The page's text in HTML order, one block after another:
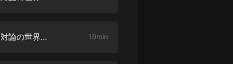
第三章 重力はなぜ生じるのか―一般相対論の世界【3】 19min